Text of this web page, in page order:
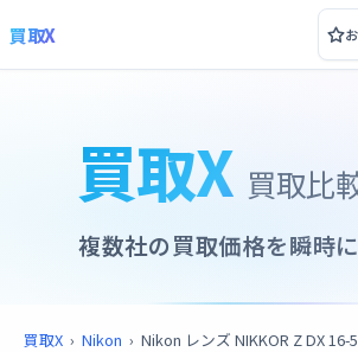
買取X
買取X 買取比
複数社の買取価格を瞬時
買取X › Nikon › Nikon レンズ NIKKOR Z DX 16-